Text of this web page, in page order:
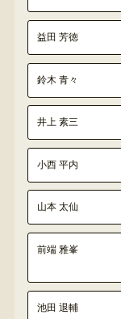
益田 芳徳
鈴木 青々
井上 素三
小西 平内
山本 太仙
前端 雅峯
池田 退輔